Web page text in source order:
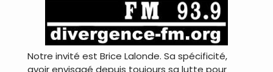
Notre invité est Brice Lalonde. Sa spécificité,
avoir envisagé depuis toujours sa lutte pour